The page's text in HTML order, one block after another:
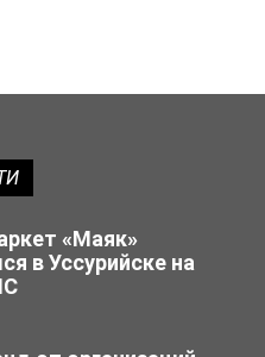
«Маяк»
в Уссурийске на